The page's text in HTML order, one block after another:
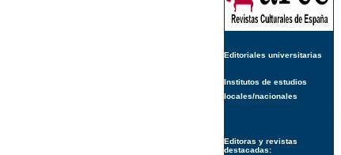
Editoriales universitarias
Institutos de estudios
locales/nacionales
Editoras y revistas
destacadas: